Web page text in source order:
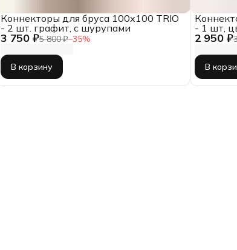
3 750 ₽5 800 ₽−35%
Коннекторы для бруса 100x100 TRIO
- 2 шт. графит, с шурупами
В корзину
2 950 ₽
- 1 шт,
В